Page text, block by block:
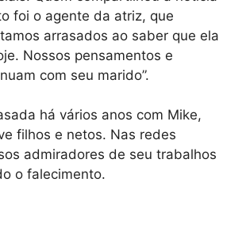
foi o agente da atriz, que
arrasados ​​ao saber que ela
Nossos pensamentos e
com seu marido”.
há vários anos com Mike,
filhos e netos. Nas redes
admiradores de seu trabalhos
o falecimento.